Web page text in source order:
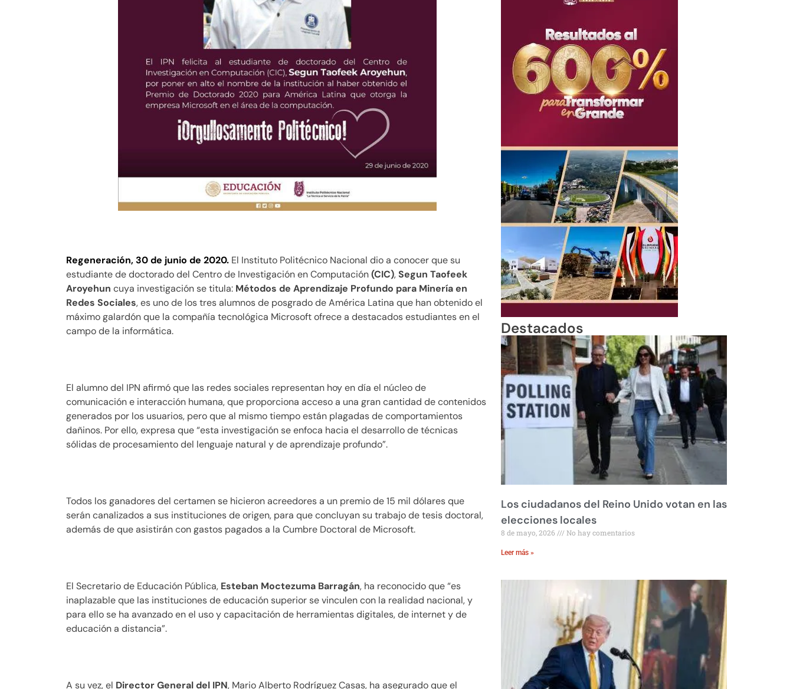
Regeneración, 30 de junio de 2020. El Instituto Politécnico Nacional dio a conocer que su
estudiante de doctorado del Centro de Investigación en Computación(CIC),Segun Taofeek
Aroyehun cuya investigación se titula: Métodos de Aprendizaje Profundo para Minería en
Redes Sociales, es uno de los tres alumnos de posgrado de América Latina que han obtenido el
máximo galardón que la compañía tecnológica Microsoft ofrece a destacados estudiantes en el
campo de la informática.
El alumno del IPN afirmó que las redes sociales representan hoy en día el núcleo de
comunicación e interacción humana, que proporciona acceso a una gran cantidad de contenidos
generados por los usuarios, pero que al mismo tiempo están plagadas de comportamientos
dañinos. Por ello, expresa que “esta investigación se enfoca hacia el desarrollo de técnicas
sólidas de procesamiento del lenguaje natural y de aprendizaje profundo”.
Todos los ganadores del certamen se hicieron acreedores a un premio de 15 mil dólares que
serán canalizados a sus instituciones de origen, para que concluyan su trabajo de tesis doctoral,
además de que asistirán con gastos pagados a la Cumbre Doctoral de Microsoft.
El Secretario de Educación Pública, Esteban Moctezuma Barragán, ha reconocido que “es
inaplazable que las instituciones de educación superior se vinculen con la realidad nacional, y
para ello se ha avanzado en el uso y capacitación de herramientas digitales, de internet y de
educación a distancia”.
A su vez, el Director General del IPN, Mario Alberto Rodríguez Casas, ha asegurado que el
Destacados
Los ciudadanos del Reino Unido votan en las
elecciones locales
8 de mayo, 2026 No hay comentarios
Leer más »